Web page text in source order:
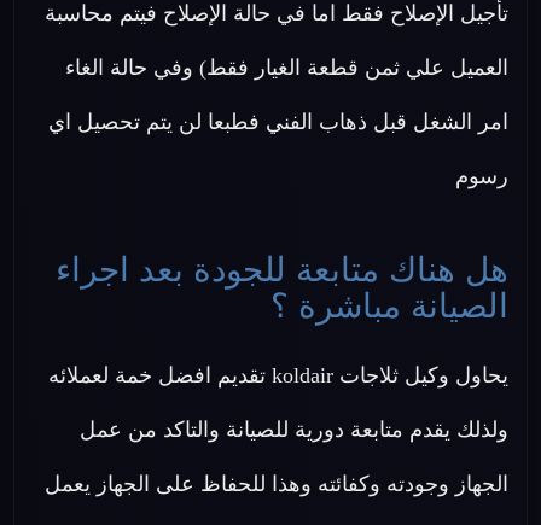
تأجيل الإصلاح فقط اما في حالة الإصلاح فيتم محاسبة
العميل علي ثمن قطعة الغيار فقط) وفي حالة الغاء
امر الشغل قبل ذهاب الفني فطبعا لن يتم تحصيل اي
رسوم
هل هناك متابعة للجودة بعد اجراء
الصيانة مباشرة ؟
يحاول وكيل ثلاجات koldair تقديم افضل خمة لعملائه
ولذلك يقدم متابعة دورية للصيانة والتاكد من عمل
الجهاز وجودته وكفائته وهذا للحفاظ على الجهاز يعمل